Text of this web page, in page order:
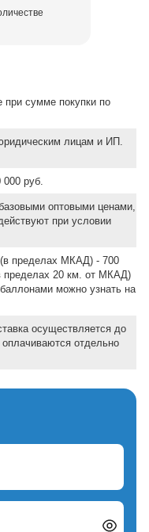
при сумме покупки по
лицам и ИП.
руб.
оптовыми ценами,
при условии
пределах МКАД) - 700
пределах 20 км. от МКАД)
можно узнать на
осуществляется до
отдельно